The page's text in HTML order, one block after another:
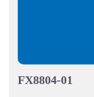
FX8804-01